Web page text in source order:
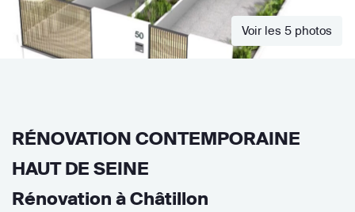
Voir les 5 photos
RÉNOVATION CONTEMPORAINE
HAUT DE SEINE
Rénovation à Châtillon